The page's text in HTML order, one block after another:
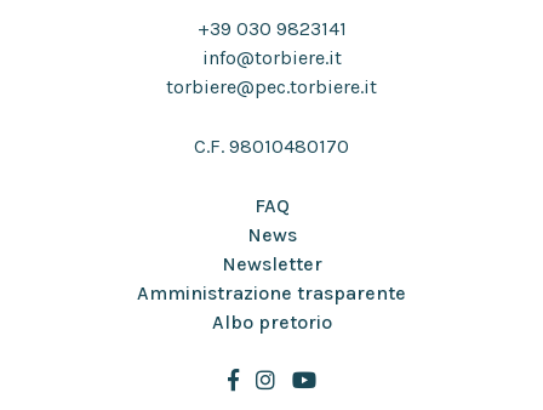
+39 030 9823141
info@torbiere.it
torbiere@pec.torbiere.it
C.F. 98010480170
FAQ
News
Newsletter
Amministrazione trasparente
Albo pretorio